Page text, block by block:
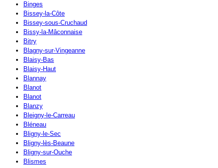
Binges
Bissey-la-Côte
Bissey-sous-Cruchaud
Bissy-la-Mâconnaise
Bitry
Blagny-sur-Vingeanne
Blaisy-Bas
Blaisy-Haut
Blannay
Blanot
Blanot
Blanzy
Bleigny-le-Carreau
Bléneau
Bligny-le-Sec
Bligny-lès-Beaune
Bligny-sur-Ouche
Blismes